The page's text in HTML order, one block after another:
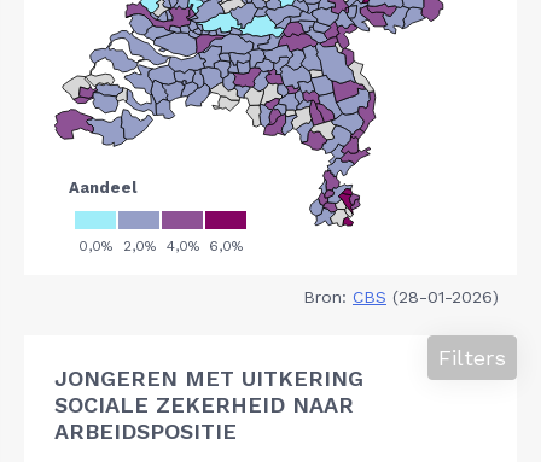
Bron: CBS (28-01-2026)
JONGEREN MET UITKERING
SOCIALE ZEKERHEID NAAR
ARBEIDSPOSITIE
Filters